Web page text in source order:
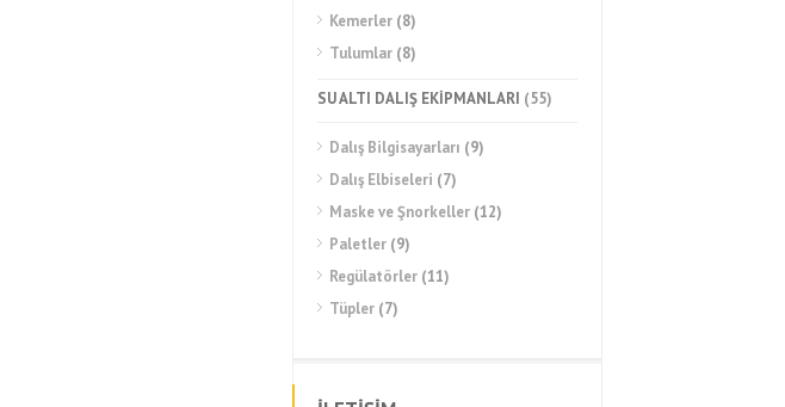
Kemerler (8)
Tulumlar (8)
SU ALTI DALIŞ EKİPMANLARI (55)
Dalış Bilgisayarları (9)
Dalış Elbiseleri (7)
Maske ve Şnorkeller (12)
Paletler (9)
Regülatörler (11)
Tüpler (7)